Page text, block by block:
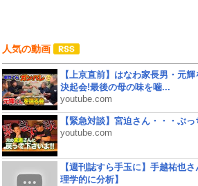
人気の動画
【上京直前】はなわ家長男・元
決起会!最後の母の味を噛...
youtube.com
【緊急対談】宮迫さん・・・ぶっ
youtube.com
【週刊誌すら手玉に】手越祐也
理学的に分析】